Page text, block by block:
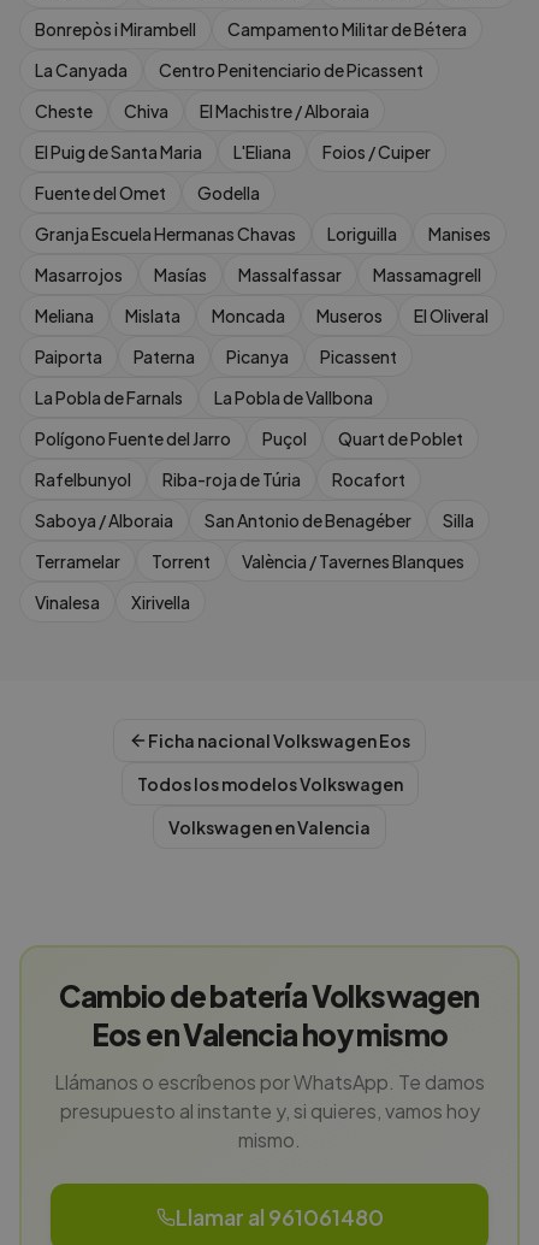
Bonrepòs i Mirambell
Campamento Militar de Bétera
La Canyada
Centro Penitenciario de Picassent
Cheste
Chiva
El Machistre / Alboraia
El Puig de Santa Maria
L'Eliana
Foios / Cuiper
Fuente del Omet
Godella
Granja Escuela Hermanas Chavas
Loriguilla
Manises
Masarrojos
Masías Massalfassar
Massamagrell
Meliana
Mislata Moncada Museros
El Oliveral
Paiporta
Paterna Picanya
Picassent
La Pobla de Farnals
La Pobla de Vallbona
Polígono Fuente del Jarro
Puçol
Quart de Poblet
Rafelbunyol
Riba-roja de Túria
Rocafort
Saboya / Alboraia
San Antonio de Benagéber
Silla
Terramelar
Torrent
València / Tavernes Blanques
Vinalesa
Xirivella
Ficha nacionalVolkswagenEos
Todos los modelosVolkswagen
VolkswagenenValencia
Cambio de batería Volkswagen
Eos en Valencia hoy mismo
Llámanos o escríbenos por WhatsApp. Te damos
presupuesto al instante y, si quieres, vamos hoy
mismo.
Llamar al 961061480